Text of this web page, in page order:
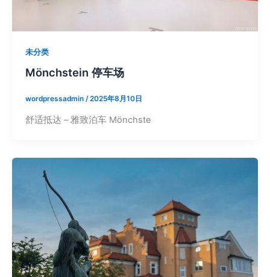
未分类
Mönchstein 停车场
wordpressadmin /2025年8月10日
舒适抵达 – 雅致泊车 Mönchste